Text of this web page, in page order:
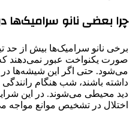
چرا بعضی نانو
برخی نانو سرامیک‌ها بیش از حد
صورت یکنواخت عبور
می‌شود. حتی اگر این شیشه‌ها
داشته باشند، شب هنگام
دید محیطی می‌شوند. در این
اختلال در تشخیص موانع مواجه